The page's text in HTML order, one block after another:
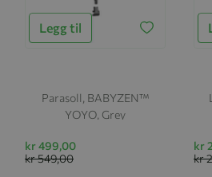
Legg til
Parasoll, BABYZEN™
YOYO, Grey
kr 499,00
kr 549,00
kr
kr